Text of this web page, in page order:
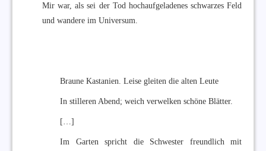
Mir war, als sei der Tod hochaufgeladenes schwarzes Feld
und wandere im Universum.
Braune Kastanien. Leise gleiten die alten Leute
In stilleren Abend; weich verwelken schöne Blätter.
[…]
Im Garten spricht die Schwester freundlich mit